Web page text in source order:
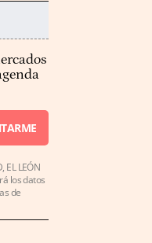
EL LEÓN
los datos
de